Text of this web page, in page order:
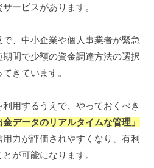
ービスがあります。
、中小企業や個人事業者が緊急
間で少額の資金調達方法の選択
きています。
用するうえで、やっておくべき
金データのリアルタイムな管理」
力が評価されやすくなり、有利
が可能になります。